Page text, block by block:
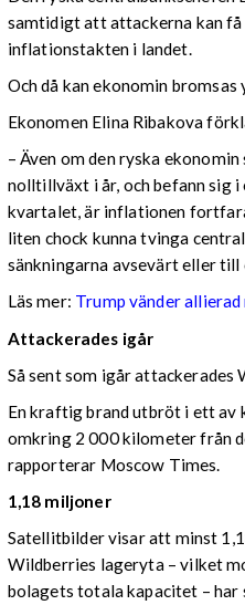
samtidigt att attackerna kan få
inflationstakten i landet.
Och då kan ekonomin
Ekonomen Elina Ribakova
– Även om den ryska
nolltillväxt i år, och befann sig
kvartalet, är inflationen
liten chock kunna tvinga
sänkningarna avsevärt eller till
Läs mer: Trump vänder
Attackerades igår
Så sent som igår attackerades
En kraftig brand utbröt i ett av
omkring 2 000 kilometer från
rapporterar Moscow Times.
1,18 miljoner
Satellitbilder visar att minst
Wildberries lageryta – vilket
bolagets totala kapacitet –